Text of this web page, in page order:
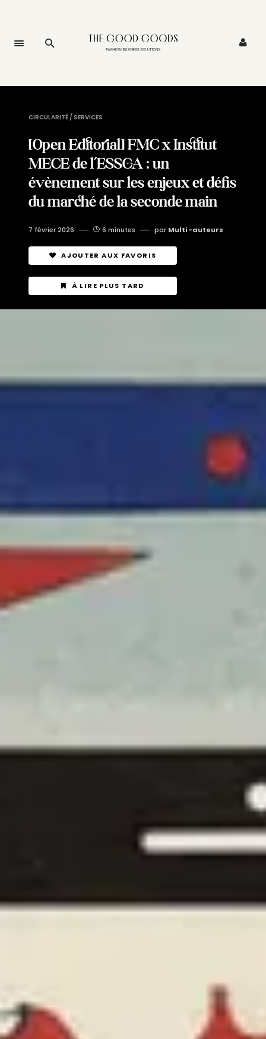
CIRCULARITÉ / SERVICES
[Open Editorial] FMC x Institut
MECE de l’ESSCA : un
évènement sur les enjeux et défis
du marché de la seconde main
7 février 2026 6 minutes par Multi -auteurs
AJOUTER AUX FAVORIS
À LIRE PLUS TARD